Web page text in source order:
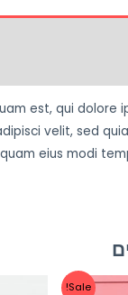
est, qui dolore
velit, sed
eius modi
Sale!